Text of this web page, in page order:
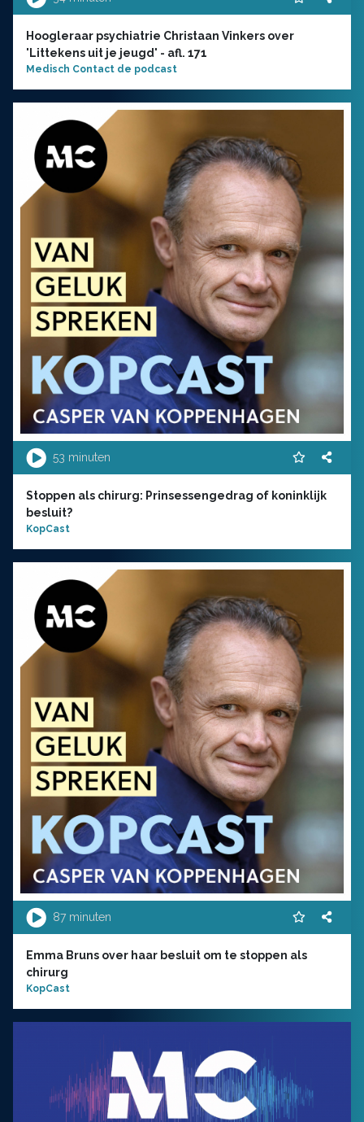
Hoogleraar psychiatrie Christaan Vinkers over
'Littekens uit je jeugd' - afl. 171
Medisch Contact de podcast
53 minuten
Stoppen als chirurg: Prinsessengedrag of koninklijk
besluit?
KopCast
87 minuten
Emma Bruns over haar besluit om te stoppen als
chirurg
KopCast